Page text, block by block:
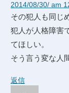
2014/08/30/ am
その犯人も同じ
犯人が人格障害
てほしい。
そう言う変な人
返信